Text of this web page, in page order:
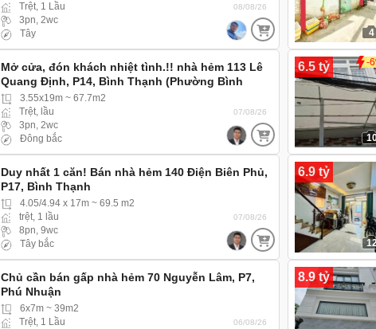
Trệt, 1 Lầu
3pn, 2wc
Tây
08/08/26
4
Mở cửa, đón khách nhiệt tình.!! nhà hẻm 113 Lê
Quang Định, P14, Bình Thạnh (Phường Bình
Thạnh) hẻm ba gác
3.55x19m ~ 67.7m2
Trệt, lầu
3pn, 2wc
Đông bắc
07/08/26
6.5 tỷ -
Duy nhất 1 căn! Bán nhà hẻm 140 Điện Biên Phủ,
P17, Bình Thạnh
4.05/4.94 x 17m ~ 69.5 m2
trệt, 1 lầu
8pn, 9wc
Tây bắc
07/08/26
6.9 tỷ
Chủ cần bán gấp nhà hẻm 70 Nguyễn Lâm, P7,
Phú Nhuận
6x7m ~ 39m2
Trệt, 1 Lầu
06/08/26
8.9 tỷ